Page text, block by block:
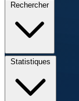
Rechercher
Statistiques